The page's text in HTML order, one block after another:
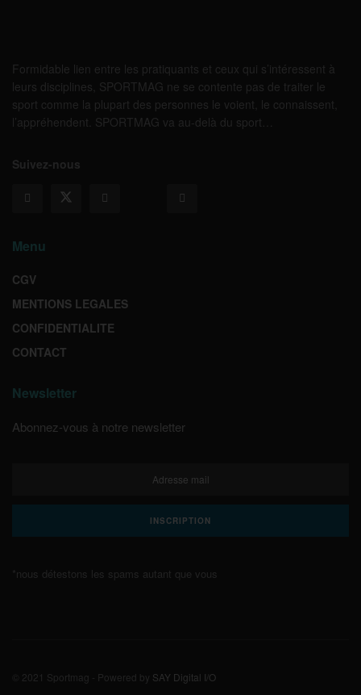
Formidable lien entre les pratiquants et ceux qui s’intéressent à
leurs disciplines, SPORTMAG ne se contente pas de traiter le
sport comme la plupart des personnes le voient, le connaissent,
l’appréhendent. SPORTMAG va au-delà du sport…
Suivez-nous
Menu
CGV
MENTIONS LEGALES
CONFIDENTIALITE
CONTACT
Newsletter
Abonnez-vous à notre newsletter
*nous détestons les spams autant que vous
© 2021 Sportmag - Powered by SAY Digital I/O